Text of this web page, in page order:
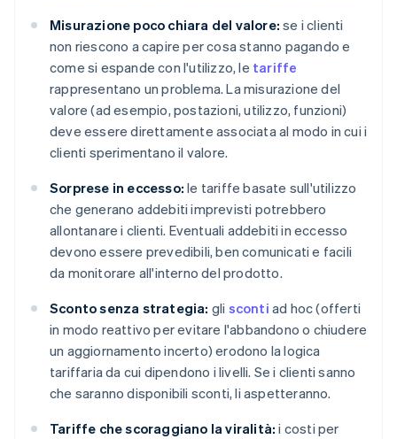
Misurazione poco chiara del valore: se i clienti
non riescono a capire per cosa stanno pagando e
come si espande con l'utilizzo, le tariffe
rappresentano un problema. La misurazione del
valore (ad esempio, postazioni, utilizzo, funzioni)
deve essere direttamente associata al modo in cui i
clienti sperimentano il valore.
Sorprese in eccesso: le tariffe basate sull'utilizzo
che generano addebiti imprevisti potrebbero
allontanare i clienti. Eventuali addebiti in eccesso
devono essere prevedibili, ben comunicati e facili
da monitorare all'interno del prodotto.
Sconto senza strategia: gli sconti ad hoc (offerti
in modo reattivo per evitare l'abbandono o chiudere
un aggiornamento incerto) erodono la logica
tariffaria da cui dipendono i livelli. Se i clienti sanno
che saranno disponibili sconti, li aspetteranno.
Tariffe che scoraggiano la viralità: i costi per